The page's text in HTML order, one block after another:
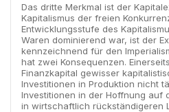
Das dritte Merkmal ist der
Kapitalismus der freien
Entwicklungsstufe des
Waren dominierend war, ist der
kennzeichnend für den
hat zwei Konsequenzen.
Finanzkapital gewisser
Investitionen in Produktion nicht
Investitionen in der Hoffnung auf
in wirtschaftlich rückständigeren